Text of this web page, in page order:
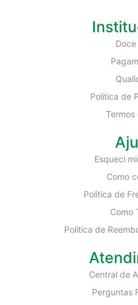
Doce
Política de
Termos
Esqueci
Como
Política de
Como
Política de
Central de
Perguntas